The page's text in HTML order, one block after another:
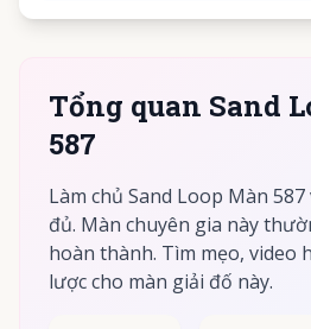
Tổng quan Sand
587
Làm chủ Sand Loop Màn
đủ. Màn chuyên gia này
hoàn thành. Tìm mẹo, video
lược cho màn giải đố này.